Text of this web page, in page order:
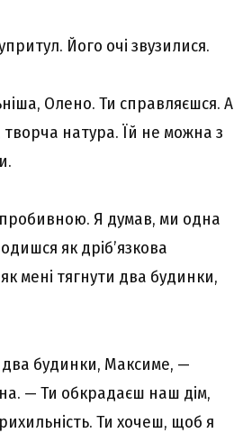
Його очі звузилися.
Олено. Ти справляєшся. А
натура. Їй не можна з
Я думав, ми одна
як дріб’язкова
мені тягнути два будинки,
будинки, Максиме, —
— Ти обкрадаєш наш дім,
Ти хочеш, щоб я